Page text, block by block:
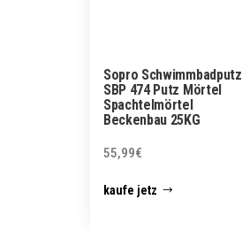
Sopro Schwimmbadputz
SBP 474 Putz Mörtel
Spachtelmörtel
Beckenbau 25KG
55,99€
kaufe jetz